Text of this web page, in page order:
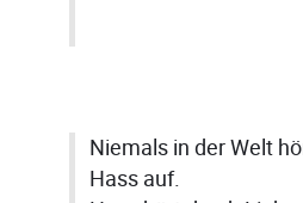
Niemals in der Welt
Hass auf.